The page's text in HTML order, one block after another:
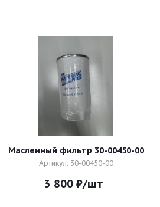
Масленный фильтр 30-00450-00
Артикул: 30-00450-00
3 800 ₽/шт